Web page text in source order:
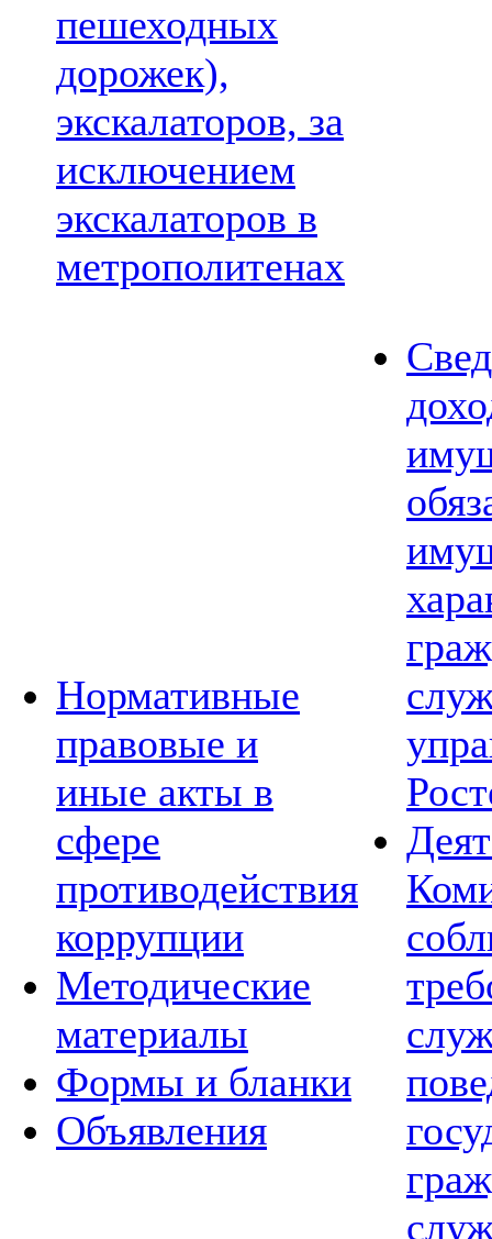
пешеходных
дорожек),
экскалаторов, за
исключением
экскалаторов в
метрополитенах
Нормативные
правовые и
иные акты в
сфере
противодействия
коррупции
Методические
материалы
Формы и бланки
Объявления